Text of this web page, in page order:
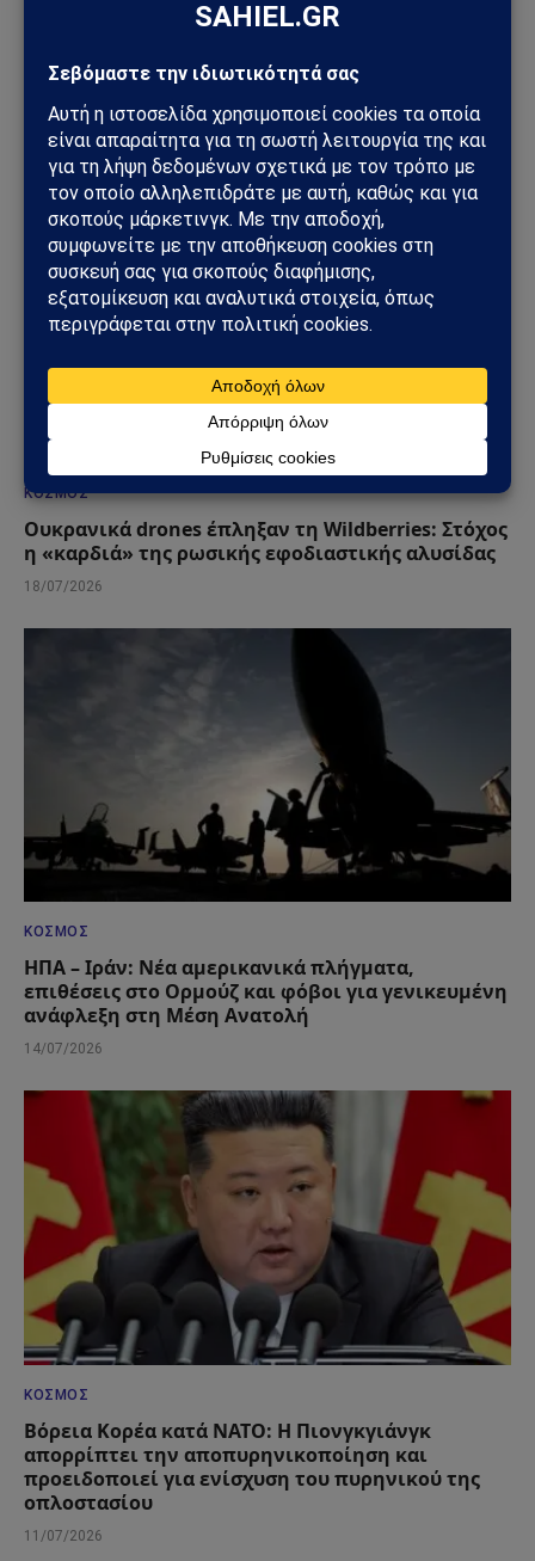
ΗΠΑ – Ιράν: Οι Χούθι ανοίγουν νέο μέτωπο στη
Μέση Ανατολή – Η Σαουδική Αραβία στο
επίκεντρο των επιθέσεων
25/07/2026
ΚΌΣΜΟΣ
Ουκρανικά drones έπληξαν τη Wildberries: Στόχος
η «καρδιά» της ρωσικής εφοδιαστικής αλυσίδας
18/07/2026
ΚΌΣΜΟΣ
ΗΠΑ – Ιράν: Νέα αμερικανικά πλήγματα,
επιθέσεις στο Ορμούζ και φόβοι για γενικευμένη
ανάφλεξη στη Μέση Ανατολή
14/07/2026
ΚΌΣΜΟΣ
Βόρεια Κορέα κατά ΝΑΤΟ: Η Πιονγκγιάνγκ
απορρίπτει την αποπυρηνικοποίηση και
προειδοποιεί για ενίσχυση του πυρηνικού της
οπλοστασίου
11/07/2026